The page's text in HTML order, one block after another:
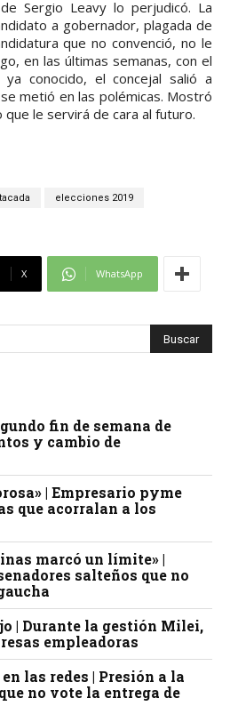
Sergio Leavy lo perjudicó. La
a gobernador, plagada de
que no convenció, no le
en las últimas semanas, con el
conocido, el concejal salió a
metió en las polémicas. Mostró
que le servirá de cara al futuro.
elecciones 2019
X WhatsApp
fin de semana de
y cambio de
| Empresario pyme
que acorralan a los
marcó un límite» |
salteños que no
| Durante la gestión Milei,
empleadoras
las redes | Presión a la
no vote la entrega de